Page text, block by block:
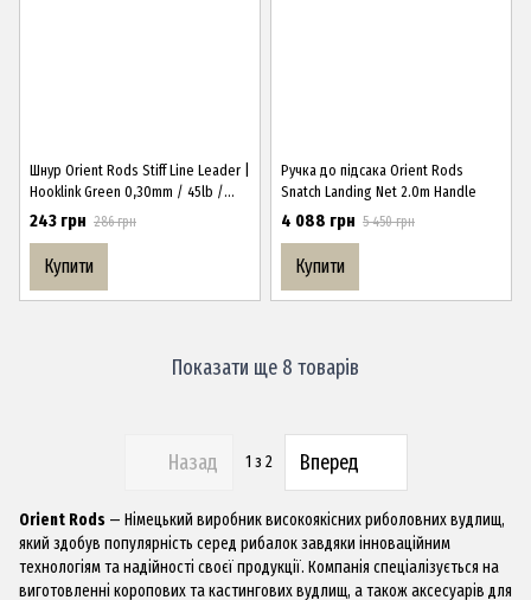
Шнур Orient Rods Stiff Line Leader |
Hooklink Green 0,30mm / 45lb /
20,4kg / 150m
243 грн 286 грн
Купити
Ручка до підсака Orient Rods
Snatch Landing Net 2.0m Handle
4 088 грн 5 450 грн
Купити
Показати ще 8 товарів
Назад 1 з 2 Вперед
Orient Rods — Німецький виробник високоякісних риболовних вудлищ,
який здобув популярність серед рибалок завдяки інноваційним
технологіям та надійності своєї продукції. Компанія спеціалізується на
виготовленні коропових та кастингових вудлищ, а також аксесуарів для